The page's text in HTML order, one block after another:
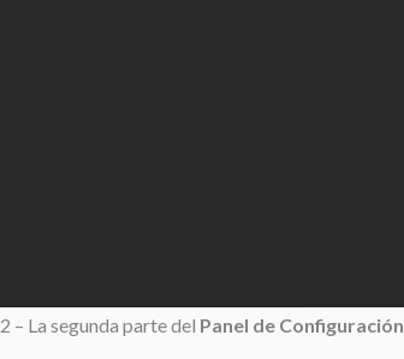
2 – La segunda parte del Panel de Configuración